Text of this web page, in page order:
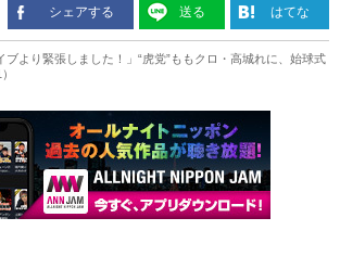
シェアする 送る はてな
ブより緊張しました！」“虎党”ももクロ・高城れに、始球式